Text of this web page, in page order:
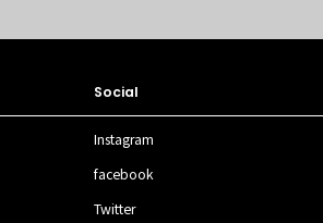
Social
Instagram
facebook
Twitter